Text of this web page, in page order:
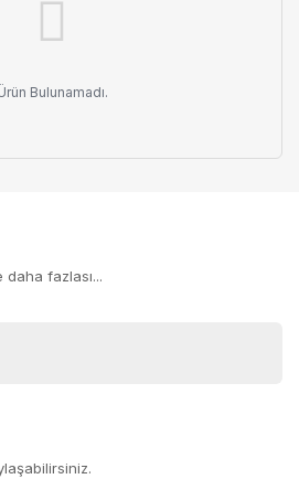
Bulunamadı.
fazlası...